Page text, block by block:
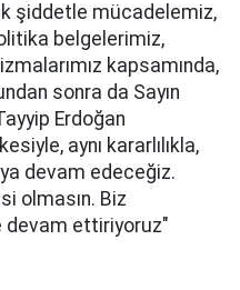
şiddetle mücadelemiz,
belgelerimiz,
kapsamında,
sonra da Sayın
Erdoğan
aynı kararlılıkla,
devam edeceğiz.
olmasın. Biz
devam ettiriyoruz"